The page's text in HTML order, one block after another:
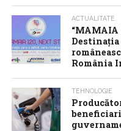
ACTUALITATE
“MAMAIA
România
TEHNOLOGIE